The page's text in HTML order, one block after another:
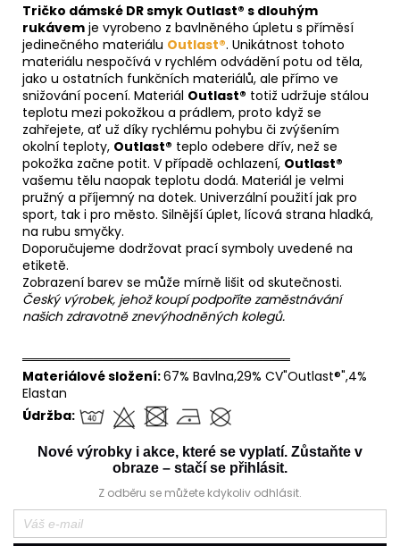
Tričko dámské DR smyk Outlast® s dlouhým
rukávem je vyrobeno z bavlněného úpletu s příměsí
jedinečného materiálu Outlast®. Unikátnost tohoto
materiálu nespočívá v rychlém odvádění potu od těla,
jako u ostatních funkčních materiálů, ale přímo ve
snižování pocení. Materiál Outlast® totiž udržuje stálou
teplotu mezi pokožkou a prádlem, proto když se
zahřejete, ať už díky rychlému pohybu či zvýšením
okolní teploty, Outlast® teplo odebere dřív, než se
pokožka začne potit. V případě ochlazení, Outlast®
vašemu tělu naopak teplotu dodá. Materiál je velmi
pružný a příjemný na dotek. Univerzální použití jak pro
sport, tak i pro město. Silnější úplet, lícová strana hladká,
na rubu smyčky.
Doporučujeme dodržovat prací symboly uvedené na
etiketě.
Zobrazení barev se může mírně lišit od skutečnosti.
Český výrobek, jehož koupí podpoříte zaměstnávání
našich zdravotně znevýhodněných kolegů.
══════════════════════════════
Materiálové složení:67% Bavlna,29% CV"Outlast®",4%
Elastan
Údržba:
Nové výrobky i akce, které se vyplatí. Zůstaňte v
obraze – stačí se přihlásit.
Z odběru se můžete kdykoliv odhlásit.